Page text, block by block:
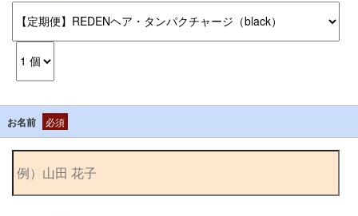
お名前 必須